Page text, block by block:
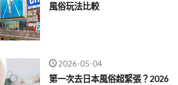
風俗玩法比較
2026-05-04
第一次去日本風俗超緊張？2026